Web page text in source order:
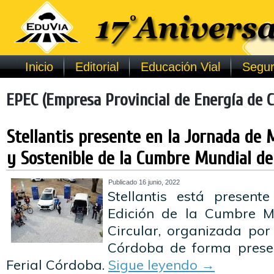
Inicio Editorial Educación Vial
EPEC (Empresa Provincial de Energía de
Stellantis presente en la Jornada de
y Sostenible de la Cumbre Mundial
Publicado 16 junio, 2022
Stellantis está
Edición de la Cumbre
Circular, organizada
Córdoba de forma
Ferial Córdoba. Sigue leyendo →